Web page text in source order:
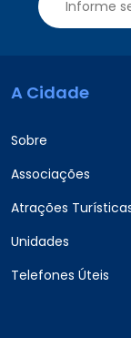
A Cidade
Sobre
Associações
Atrações
Unidades
Telefones Úteis